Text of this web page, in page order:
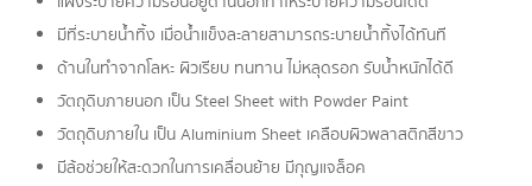
มีที่ระบายน้ำทิ้ง เมื่อน้ำแข็งละลายสามารถระบายน้ำทิ้งได้ทันที
ด้านในทำจากโลหะ ผิวเรียบ ทนทาน ไม่หลุดรอก รับน้ำหนักได้ดี
วัตถุดิบภายนอก เป็น Steel Sheet with Powder Paint
วัตถุดิบภายใน เป็น Aluminium Sheet เคลือบผิวพลาสติกสีขาว
มีล้อช่วยให้สะดวกในการเคลื่อนย้าย มีกุญแจล็อค